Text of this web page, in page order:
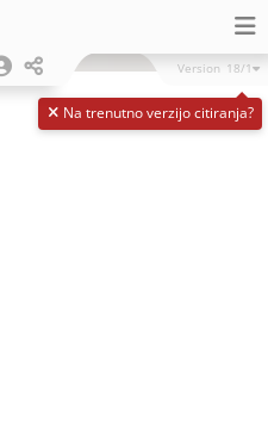
Na trenutno verzijo citiranja?
Version 18/1